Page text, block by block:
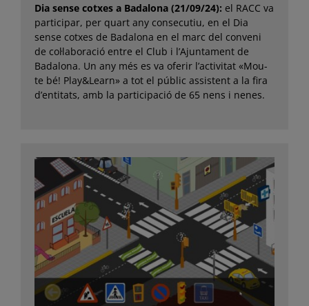
Dia sense cotxes a Badalona (21/09/24): el RACC va
participar, per quart any consecutiu, en el Dia
sense cotxes de Badalona en el marc del conveni
de col·laboració entre el Club i l’Ajuntament de
Badalona. Un any més es va oferir l’activitat «Mou-
te bé! Play&Learn» a tot el públic assistent a la fira
d’entitats, amb la participació de 65 nens i nenes.